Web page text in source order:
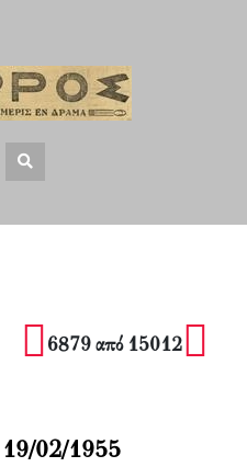
6879 από 15012
19/02/1955